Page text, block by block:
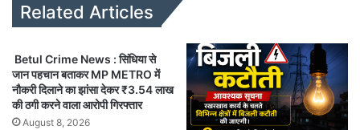
Related Articles
Betul Crime News : सिंधिया से
जान पहचान बताकर MP METRO में
नौकरी दिलाने का झांसा देकर ₹3.54 लाख
की ठगी करने वाला आरोपी गिरफ्तार
August 8, 2026